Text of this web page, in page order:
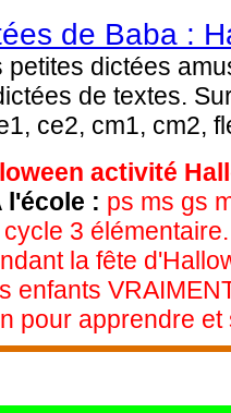
de Baba :
petites dictées
de textes.
ce2, cm1, cm2,
activité
l'école : ps ms gs
3 élémentaire.
la fête
enfants
pour apprendre